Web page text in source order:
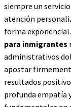
siempre un
atención
forma
para inmigrantes
administrativos
apostar
resultados
profunda empatía